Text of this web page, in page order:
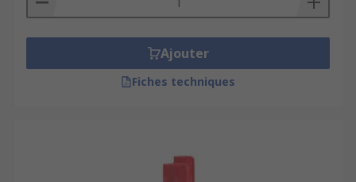
Ajouter
Fiches techniques